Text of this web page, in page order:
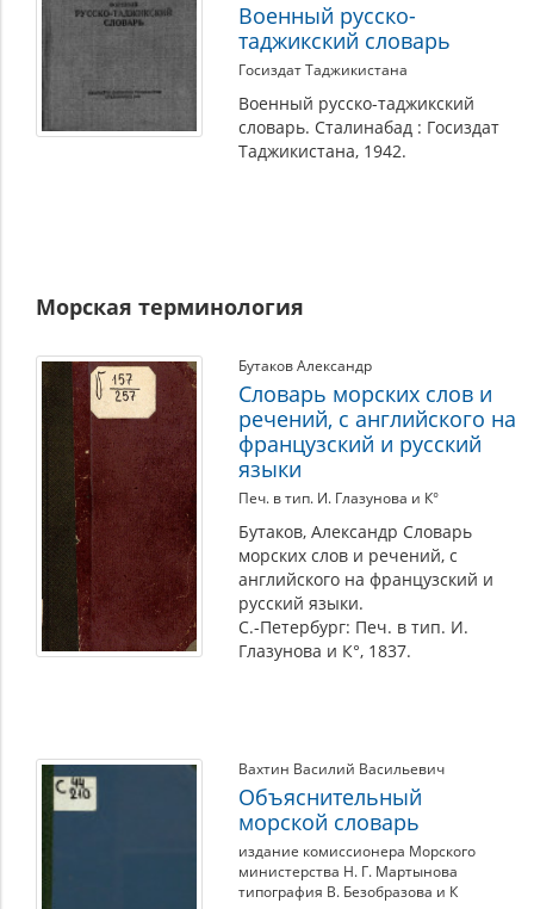
Военный русско-
таджикский словарь
Госиздат Таджикистана
Военный русско-таджикский
словарь. Сталинабад : Госиздат
Таджикистана, 1942.
Морская терминология
Бутаков Александр
Словарь морских слов и
речений, с английского на
французский и русский
языки
Печ. в тип. И. Глазунова и К°
Бутаков, Александр Словарь
морских слов и речений, с
английского на французский и
русский языки.
С.-Петербург: Печ. в тип. И.
Глазунова и К°, 1837.
Вахтин Василий Васильевич
Объяснительный
морской словарь
издание комиссионера Морского
министерства Н. Г. Мартынова
типография В. Безобразова и К